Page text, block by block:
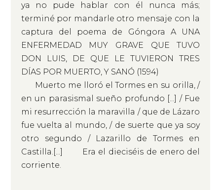
ya no pude hablar con él nunca más;
terminé por mandarle otro mensaje con la
captura del poema de Góngora A UNA
ENFERMEDAD MUY GRAVE QUE TUVO
DON LUIS, DE QUE LE TUVIERON TRES
DÍAS POR MUERTO, Y SANÓ (1594)
Muerto me lloró el Tormes en su orilla, /
en un parasismal sueño profundo [...] / Fue
mi resurrección la maravilla / que de Lázaro
fue vuelta al mundo, / de suerte que ya soy
otro segundo / Lazarillo de Tormes en
Castilla.[...] Era el dieciséis de enero del
corriente.